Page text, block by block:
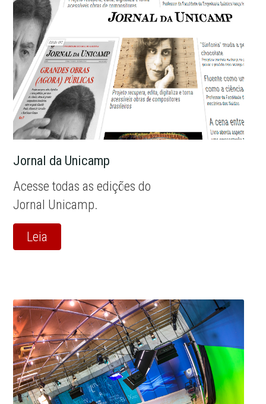
Jornal da Unicamp
Acesse todas as edições do
Jornal Unicamp.
Leia